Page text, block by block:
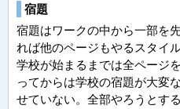
宿題
宿題はワークの中から一部を
れば他のページもやるスタイル
学校が始まるまでは全ページ
ってからは学校の宿題が大変
せていない。全部やろうとす